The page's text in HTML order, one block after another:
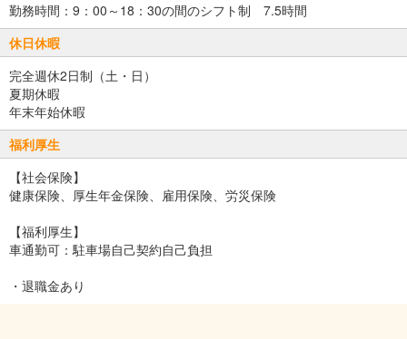
勤務時間：9：00～18：30の間のシフト制 7.5時間
休日休暇
完全週休2日制（土・日）
夏期休暇
年末年始休暇
福利厚生
【社会保険】
健康保険、厚生年金保険、雇用保険、労災保険
【福利厚生】
車通勤可：駐車場自己契約自己負担
・退職金あり